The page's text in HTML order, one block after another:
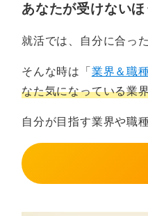
民間企業であれば
研究活動を実
学部卒が処理を担
自身の研究活動を
あなたが受けない
就活では、自分に合っ
そんな時は「 業界＆職
なた気になっている業
自分が目指す業界や職